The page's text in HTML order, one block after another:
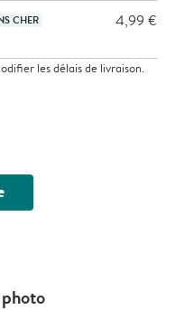
CHER 4,99 €
les délais de livraison.